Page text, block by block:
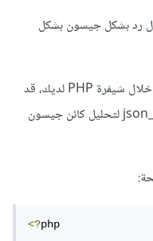
رد بشكل جيسون بشكل
يرجح أن هنالك مشكلة بالتعامل مع الرد من خلال شيفرة PHP لديك، قد
يكون هنالك حاجة إلى استخدام json_decode لتحليل كائن جيسون
<?php